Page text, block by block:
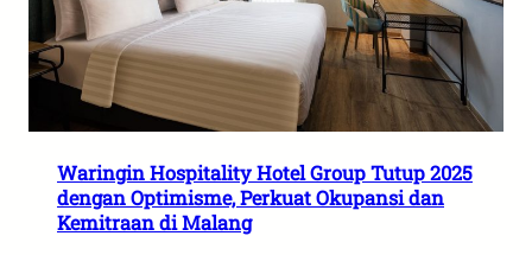
Waringin Hospitality Hotel Group Tutup 2025
dengan Optimisme, Perkuat Okupansi dan
Kemitraan di Malang